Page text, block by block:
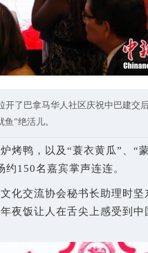
了巴拿马华人社区庆祝中巴建交
”绝活儿。
鸭，以及“蓑衣黄瓜”、“
150名嘉宾掌声连连。
交流协会秘书长助理时坚
夜饭让人在舌尖上感受到中